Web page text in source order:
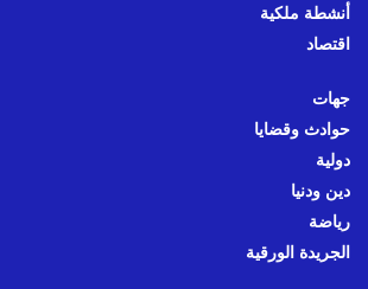
أنشطة ملكية
اقتصاد
جهات
حوادث وقضايا
دولية
دين ودنيا
رياضة
الجريدة الورقية